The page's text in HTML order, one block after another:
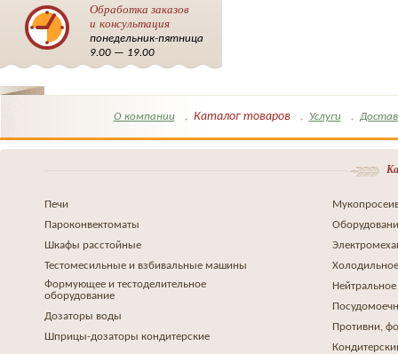
Обработка заказов
и консультация
понедельник-пятница
9.00 — 19.00
О компании Каталог товаров Услуги
Печи
Пароконвектоматы
Шкафы расстойные
Тестомесильные и взбивальные машины
Формующее и тестоделительное
оборудование
Дозаторы воды
Шприцы-дозаторы кондитерские
Противни,